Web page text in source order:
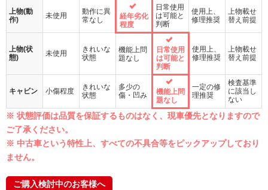
上物(動
作)
未使用
動作に異
常なし
経年劣化
程度
日常使用
は可能と
判断
使用上、
修理推奨
上物載せ
替え前提
上物(状
態)
未使用
きれいな
状態
機能上問
題なし
日常使用
は可能と
判断
使用上、
修理推奨
上物載せ
替え前提
キャビン 小傷程度
きれいな
状態
多少の
傷・凹み
機能上問
題なし
一定の修
理推奨
検査基準
に該当し
ない
※ 状態評価は品質を保証するものはなく、現車優先となりますので
ご了承ください。
※ 中古車という特性上、すべての不具合等をピックアップしており
ません。
ご購入検討中のお客様へ